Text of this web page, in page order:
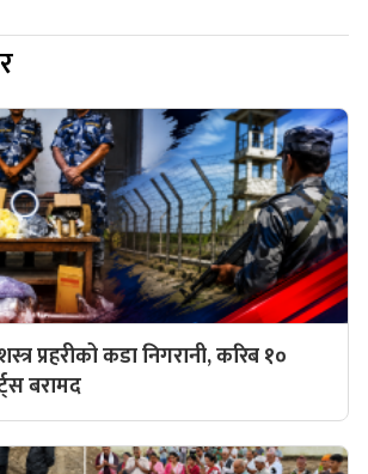
प्रहरीको कडा निगरानी, करिब १०
बरामद